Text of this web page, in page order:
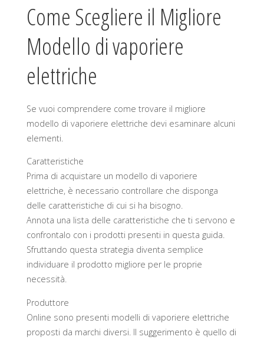
Come Scegliere il Migliore
Modello di vaporiere
elettriche
Se vuoi comprendere come trovare il migliore
modello di vaporiere elettriche devi esaminare alcuni
elementi.
Caratteristiche
Prima di acquistare un modello di vaporiere
elettriche, è necessario controllare che disponga
delle caratteristiche di cui si ha bisogno.
Annota una lista delle caratteristiche che ti servono e
confrontalo con i prodotti presenti in questa guida.
Sfruttando questa strategia diventa semplice
individuare il prodotto migliore per le proprie
necessità.
Produttore
Online sono presenti modelli di vaporiere elettriche
proposti da marchi diversi. Il suggerimento è quello di